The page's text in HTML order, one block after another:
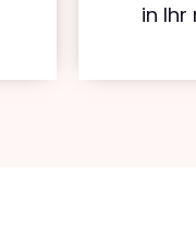
in Ihr